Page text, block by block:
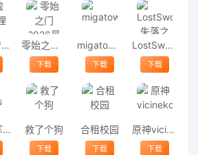
哆啦A梦修理工场 零始之门2026最新版
下载
migatowemyworld1.68
下载
LostSword失落之剑
下载
cnvcs军棋 救了个狗
下载
合租校园
下载
原神vicineko
下载